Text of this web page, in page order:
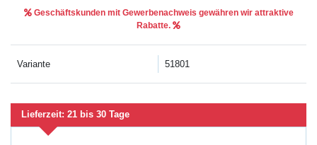
Geschäftskunden mit Gewerbenachweis gewähren wir attraktive
Rabatte.
Variante 51801
Lieferzeit: 21 bis 30 Tage